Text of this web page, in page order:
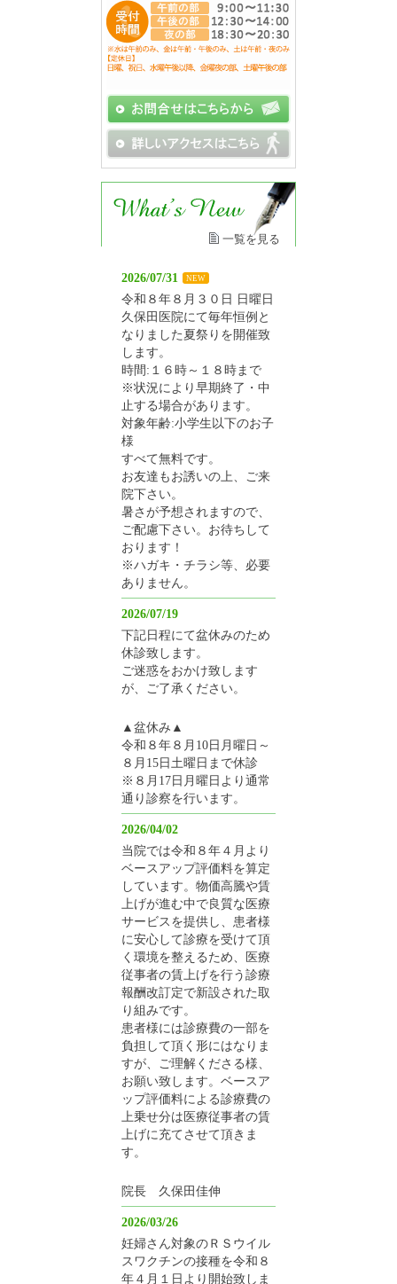
一覧を見る
2026/07/31 NEW
令和８年８月３０日 日曜日
久保田医院にて毎年恒例と
なりました夏祭りを開催致
します。
時間:１６時～１８時まで
※状況により早期終了・中
止する場合があります。
対象年齢:小学生以下のお子
様
すべて無料です。
お友達もお誘いの上、ご来
院下さい。
暑さが予想されますので、
ご配慮下さい。お待ちして
おります！
※ハガキ・チラシ等、必要
ありません。
2026/07/19
下記日程にて盆休みのため
休診致します。
ご迷惑をおかけ致します
が、ご了承ください。
▲盆休み▲
令和８年８月10日月曜日～
８月15日土曜日まで休診
※８月17日月曜日より通常
通り診察を行います。
2026/04/02
当院では令和８年４月より
ベースアップ評価料を算定
しています。物価高騰や賃
上げが進む中で良質な医療
サービスを提供し、患者様
に安心して診療を受けて頂
く環境を整えるため、医療
従事者の賃上げを行う診療
報酬改訂定で新設された取
り組みです。
患者様には診療費の一部を
負担して頂く形にはなりま
すが、ご理解くださる様、
お願い致します。ベースア
ップ評価料による診療費の
上乗せ分は医療従事者の賃
上げに充てさせて頂きま
す。
院長 久保田佳伸
2026/03/26
妊婦さん対象のＲＳウイル
スワクチンの接種を令和８
年４月１日より開始致しま